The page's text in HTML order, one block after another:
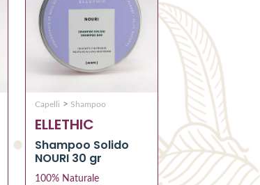
Capelli > Shampoo
ELLETHIC
Shampoo Solido
NOURI 30 gr
100% Naturale